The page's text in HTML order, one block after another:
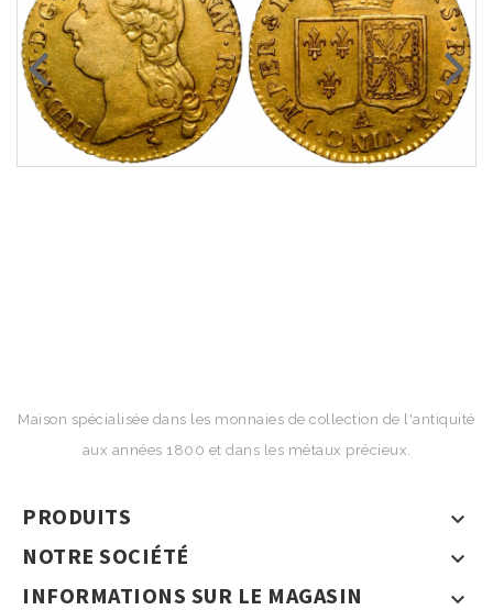
Maison spécialisée dans les monnaies de collection de l'antiquité
aux années 1800 et dans les métaux précieux.
PRODUITS 
NOTRE SOCIÉTÉ 
INFORMATIONS SUR LE MAGASIN 